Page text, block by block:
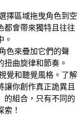
擇區域拖曳角色到空
都會帶來獨特且往往
。
色來疊加它們的聲
扭曲旋律和節奏。
覺和聽覺風格。了解
讓你創作真正詭異且
的組合，只有不同的
！